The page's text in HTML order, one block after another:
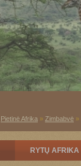
Pietinė Afrika » Zimbabvė »
RYTŲ AFRIKA